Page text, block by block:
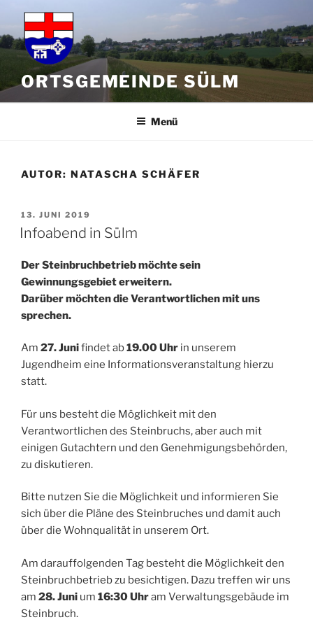
Inhalt
springen
ORTSGEMEINDE SÜLM
Menü
AUTOR: NATASCHA SCHÄFER
VERÖFFENTLICHT
AM
13. JUNI 2019
Infoabend in Sülm
Der Steinbruchbetrieb möchte sein
Gewinnungsgebiet erweitern.
Darüber möchten die Verantwortlichen mit uns
sprechen.
Am 27. Junifindet ab19.00 Uhr in unserem
Jugendheim eine Informationsveranstaltung hierzu
statt.
Für uns besteht die Möglichkeit mit den
Verantwortlichen des Steinbruchs, aber auch mit
einigen Gutachtern und den Genehmigungsbehörden,
zu diskutieren.
Bitte nutzen Sie die Möglichkeit und informieren Sie
sich über die Pläne des Steinbruches und damit auch
über die Wohnqualität in unserem Ort.
Am darauffolgenden Tag besteht die Möglichkeit den
Steinbruchbetrieb zu besichtigen. Dazu treffen wir uns
am 28. Juni um 16:30 Uhram Verwaltungsgebäude im
Steinbruch.